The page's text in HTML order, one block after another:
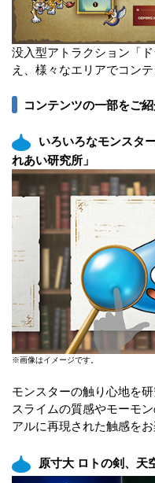
没入型アトラクション「
え、様々なエリアでコン
コンテンツの一部をご紹
いろいろなモンスタ
れあい研究所」
※画像はイメージです。
モンスターの触り心地を
スライムの質感やモーモ
アルに再現された触感をお
原寸大 ロトの剣、天